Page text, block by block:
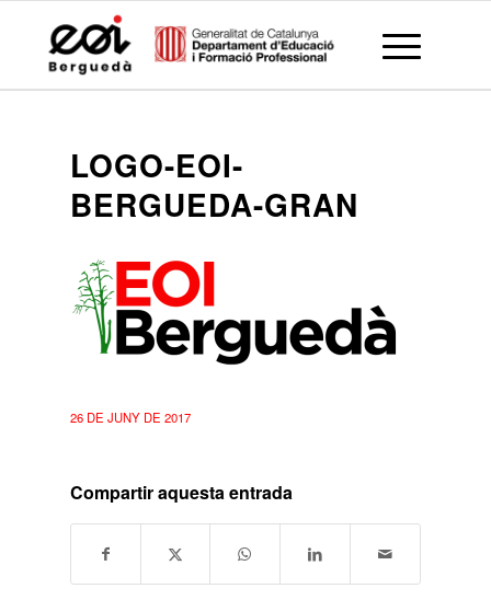
LOGO-EOI-
BERGUEDA-GRAN
26 DE JUNY DE 2017
Compartir aquesta entrada